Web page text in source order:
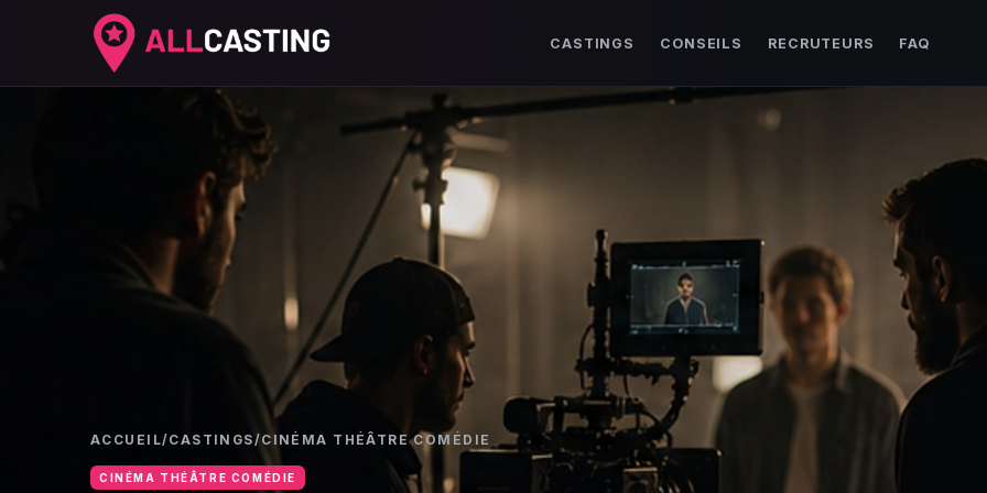
CASTINGS CONSEILS RECRUTEURS FAQ
ACCUEIL/ CASTINGS/ CINÉMA THÉÂTRE COMÉDIE
CINÉMA THÉÂTRE COMÉDIE